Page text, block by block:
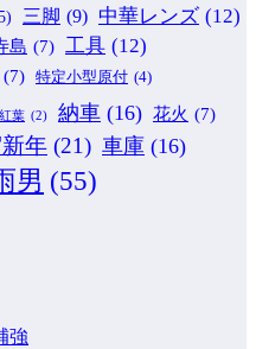
三脚 (9) 中華レンズ (12)
島 (7) 工具 (12)
(7) 特定小型原付 (4)
紅葉 (2) 納車 (16) 花火 (7)
年 (21) 車庫 (16)
男 (55)
強